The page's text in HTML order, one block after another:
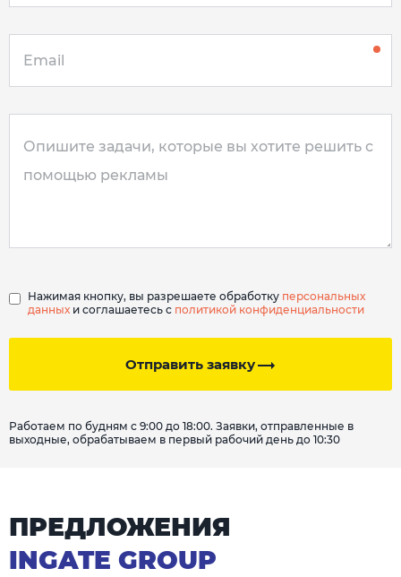
Отправить заявку
Нажимая кнопку, вы разрешаете обработку персональных
данных и соглашаетесь с политикой конфиденциальности
Работаем по будням с 9:00 до 18:00. Заявки, отправленные в
выходные, обрабатываем в первый рабочий день до 10:30
ПРЕДЛОЖЕНИЯ
INGATE GROUP